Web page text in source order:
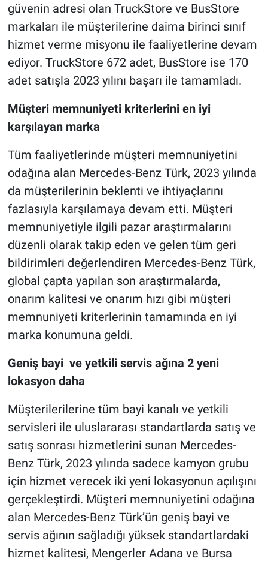
güvenin adresi olan TruckStore ve BusStore
markaları ile müşterilerine daima birinci sınıf
hizmet verme misyonu ile faaliyetlerine devam
ediyor. TruckStore 672 adet, BusStore ise 170
adet satışla 2023 yılını başarı ile tamamladı.
Müşteri memnuniyeti kriterlerini en iyi
karşılayan marka
Tüm faaliyetlerinde müşteri memnuniyetini
odağına alan Mercedes-Benz Türk, 2023 yılında
da müşterilerinin beklenti ve ihtiyaçlarını
fazlasıyla karşılamaya devam etti. Müşteri
memnuniyetiyle ilgili pazar araştırmalarını
düzenli olarak takip eden ve gelen tüm geri
bildirimleri değerlendiren Mercedes-Benz Türk,
global çapta yapılan son araştırmalarda,
onarım kalitesi ve onarım hızı gibi müşteri
memnuniyeti kriterlerinin tamamında en iyi
marka konumuna geldi.
Geniş bayi ve yetkili servis ağına 2 yeni
lokasyon daha
Müşterilerilerine tüm bayi kanalı ve yetkili
servisleri ile uluslararası standartlarda satış ve
satış sonrası hizmetlerini sunan Mercedes-
Benz Türk, 2023 yılında sadece kamyon grubu
için hizmet verecek iki yeni lokasyonun açılışını
gerçekleştirdi. Müşteri memnuniyetini odağına
alan Mercedes-Benz Türk’ün geniş bayi ve
servis ağının sağladığı yüksek standartlardaki
hizmet kalitesi, Mengerler Adana ve Bursa